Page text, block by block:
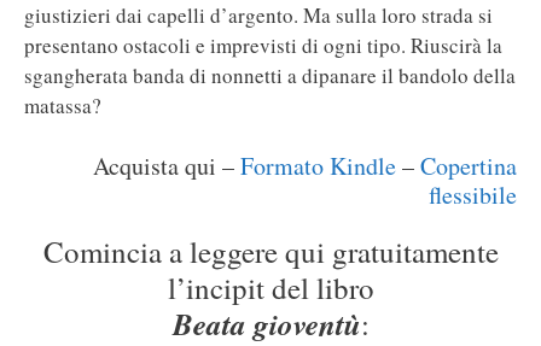
giustizieri dai capelli d’argento. Ma sulla loro strada si
presentano ostacoli e imprevisti di ogni tipo. Riuscirà la
sgangherata banda di nonnetti a dipanare il bandolo della
matassa?
Acquista qui –Formato Kindle–Copertina
flessibile
Comincia a leggere qui gratuitamente
l’incipit del libro
Beata gioventù: